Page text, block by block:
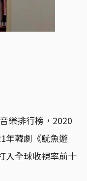
樂排行榜，2020
年韓劇《魷魚遊
入全球收視率前十